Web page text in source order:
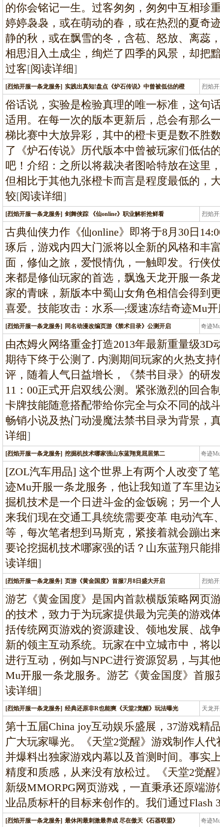
的你会铭记一生。过客匆匆，匆匆中互相珍
婷婷袅袅，或在萌动的春，或在热烈的夏奇
静的秋，或在飘雪的冬，含苞、怒放、离蕊
相思泪入土成尘，绚烂了四季的风景，却把
过客[阅读详细]
[烈焰开服一条龙服务] 实践出真知!盘点《炉石传说》中曾被低估的橙 烈焰
龙
俗话说，实验是检验真理的唯一标准，这句
适用。在每一次的版本更新后，总会有那么
梯比赛中大放异彩，其中的橙卡更是数不胜
了《炉石传说》历代版本中曾被玩家们低估
吧！介绍：之所以将裁决者图哈特放在这里
但相比于其他九张橙卡而言是程度最低的，
较[阅读详细]
[烈焰开服一条龙服务] 剑舞侠踪 《仙online》职业解析抢鲜看 烈焰
龙
古典仙侠力作《仙online》即将于8月30日
琢后，游戏内四大门派将以全新的风格和丰
面，修仙之旅，爱恨情仇，一触即发。行侠
来都是修仙玩家的首选，飘逸天龙开服一条
家的青睐，新版本中蜀山女角色相信会得到
喜爱。技能攻击：水系—;缓速冻结奇迹Mu
[烈焰开服一条龙服务] 同名动漫改编页游《禁术目录》公测开启 奇迹
条
由杰姆火网络重金打造2013年最新重量级3D
期待下终于公测了. 内测期间玩家的火热支
评，随着人气日益增长，《禁书目录》的研
11：00正式开启双线公测。紧张激烈的回合
卡牌技能随意搭配带给你完全与众不同的战
畅销小说及热门动漫魔法禁书目录为背景，
详细]
[烈焰开服一条龙服务] 挖掘机技术哪家强山东蓝翔竟屈居第二 奇迹
条
[ZOL汽车用品] 这个世界上有两个人改变了
迹Mu开服一条龙服务，他让我知道了车里
掘机技术是一个日进斗金的金饭碗；另一个
来我们现在交通工具统统需要变革 电动汽车
等，每次笔者想到马斯克，紧接着就会蹦出
要论挖掘机技术哪家强的话？山东蓝翔只能
读详细]
[烈焰开服一条龙服务] 页游《黄金国度》首服7月8日盛大开启 烈焰
龙
游艺《黄金国度》是国内首款横版策略网页
的技术，致力于为玩家提供最为完美的游戏
括传统网页游戏的资源建设、领地发展、战
新的领主互动系统。玩家在中立城市中，将
进行互动，例如与NPC进行资源贸易，与其
Mu开服一条龙服务。游艺《黄金国度》首服
读详细]
[烈焰开服一条龙服务] 经典还原非R也能爽《天堂2觉醒》玩法曝光 天龙
龙
第十五届China joy互动娱乐盛展，37游戏精
广大玩家曝光。《天堂2觉醒》游戏制作人
并爆料出独家游戏内幕以及首测时间。事实
精度和质感，从来没有放松过。《天堂2觉
新级MMORPG网页游戏，一直秉承还原端
业品质标杆的目标来创作的。我们通过Flash
[烈焰开服一条龙服务] 最休闲最刺激最养成 尽在傲天《石器联盟》 奇迹